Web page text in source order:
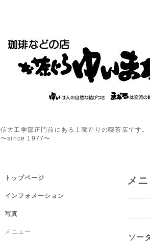
信大工学部正門前にある土蔵造りの喫茶店です。
〜since 1977〜
メ
ソー
トップページ
インフォメーション
写真
メニュー